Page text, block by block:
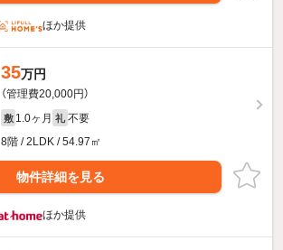
ほか提供
35万円
（管理費20,000円）
敷 1.0ヶ月 礼 不要
8階 / 2LDK / 54.97㎡
物件詳細を見る
ほか提供